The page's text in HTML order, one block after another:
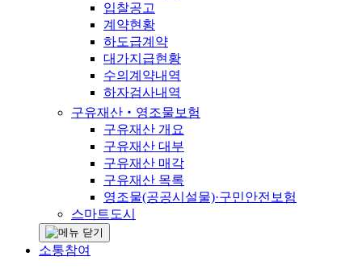
입찰공고
계약현황
하도급계약
대가지급현황
수의계약내역
하자검사내역
구유재산‧영조물보험
구유재산 개요
구유재산 대부
구유재산 매각
구유재산 목록
영조물(공공시설물)·구민안전보험
스마트도시
소통참여